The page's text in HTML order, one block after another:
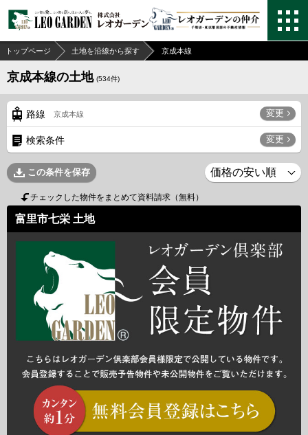
トップページ 土地を沿線から探す 京成本線
京成本線の土地 (534件)
路線 京成本線 変更
検索条件 変更
この条件を保存
チェックした物件をまとめて資料請求（無料）
富里市七栄 土地